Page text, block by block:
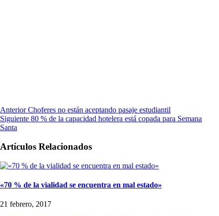
Anterior Choferes no están aceptando pasaje estudiantil
Siguiente 80 % de la capacidad hotelera está copada para Semana
Santa
Artículos Relacionados
«70 % de la vialidad se encuentra en mal estado»
21 febrero, 2017